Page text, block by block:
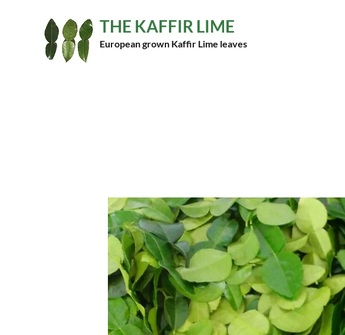
THE KAFFIR LIME
European grown Kaffir Lime leaves